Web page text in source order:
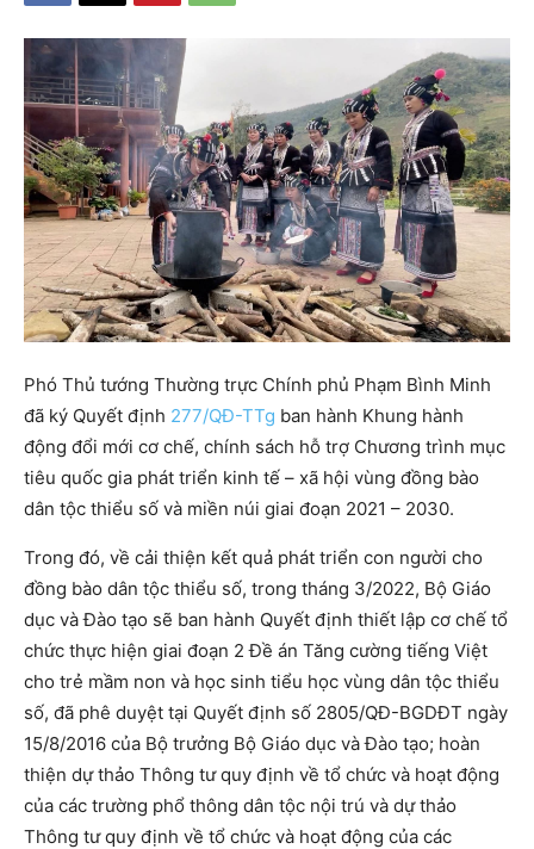
Phó Thủ tướng Thường trực Chính phủ Phạm Bình Minh
đã ký Quyết định 277/QĐ-TTg ban hành Khung hành
động đổi mới cơ chế, chính sách hỗ trợ Chương trình mục
tiêu quốc gia phát triển kinh tế – xã hội vùng đồng bào
dân tộc thiểu số và miền núi giai đoạn 2021 – 2030.
Trong đó, về cải thiện kết quả phát triển con người cho
đồng bào dân tộc thiểu số, trong tháng 3/2022, Bộ Giáo
dục và Đào tạo sẽ ban hành Quyết định thiết lập cơ chế tổ
chức thực hiện giai đoạn 2 Đề án Tăng cường tiếng Việt
cho trẻ mầm non và học sinh tiểu học vùng dân tộc thiểu
số, đã phê duyệt tại Quyết định số 2805/QĐ-BGDĐT ngày
15/8/2016 của Bộ trưởng Bộ Giáo dục và Đào tạo; hoàn
thiện dự thảo Thông tư quy định về tổ chức và hoạt động
của các trường phổ thông dân tộc nội trú và dự thảo
Thông tư quy định về tổ chức và hoạt động của các